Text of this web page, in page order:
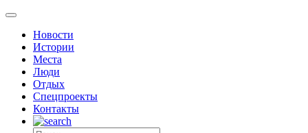
Новости
Истории
Места
Люди
Отдых
Спецпроекты
Контакты